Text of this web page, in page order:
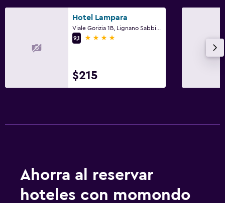
Hotel Lampara
9,1
4 estrellas
$215
Ahorra al reservar
hoteles con momondo